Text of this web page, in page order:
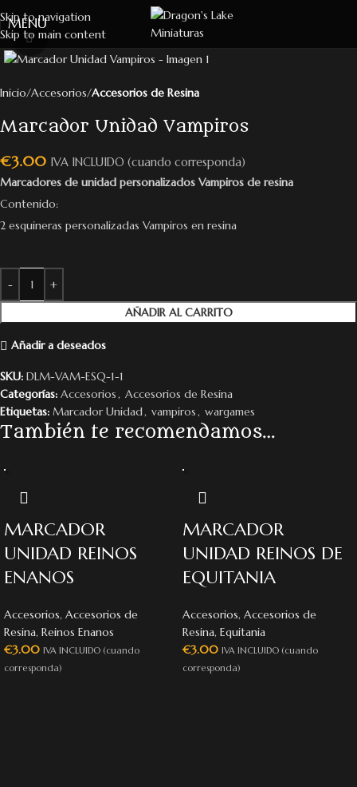
Skip to navigation
Skip to main content
MENU
Click to enlarge
Inicio Accesorios Accesorios de Resina
Marcador Unidad Vampiros
€3.00 IVA INCLUIDO (cuando corresponda)
Marcadores de unidad personalizados Vampiros de resina
Contenido:
2 esquineras personalizadas Vampiros en resina
AÑADIR AL CARRITO
Añadir a deseados
SKU: DLM-VAM-ESQ-1-1
Categorías: Accesorios , Accesorios de Resina
Etiquetas: Marcador Unidad, vampiros , wargames
También te recomendamos…
MARCADOR
UNIDAD REINOS
ENANOS
Accesorios, Accesorios de
Resina, Reinos Enanos
€3.00 IVA INCLUIDO (cuando
corresponda)
MARCADOR
UNIDAD REINOS DE
EQUITANIA
Accesorios, Accesorios de
Resina, Equitania
€3.00 IVA INCLUIDO (cuando
corresponda)